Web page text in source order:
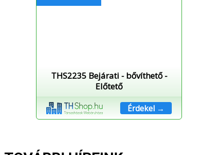
THS2235 Bejárati - bővíthető -
Előtető
Érdekel →